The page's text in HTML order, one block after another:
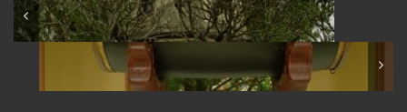
Việt Nam: Lâm Đồng: Đà Lạt: Chùa Linh Sơn
Việt Nam: Lâm Đồng: Đà Lạt: Thiền viện Trúc Lâm